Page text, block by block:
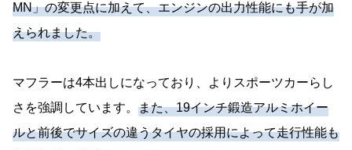
MN」の変更点に加えて、エンジンの出力性能にも手が加
えられました。
マフラーは4本出しになっており、よりスポーツカーらし
さを強調しています。 また、19インチ鍛造アルミホイー
ルと前後でサイズの違うタイヤの採用によって走行性能も